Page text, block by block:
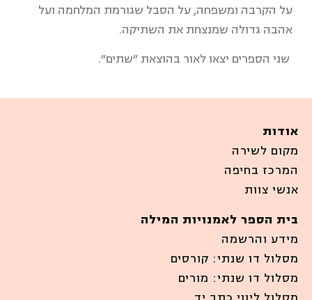
על הקרבה ומשפחה, על הסבל שגורמת המלחמה ועל
אהבה גדולה שמנצחת את השתיקה.
שני הספרים יצאו לאור בהוצאת ״שתים״.
אודות
מקום לשירה
המרכז בחיפה
אנשי צוות
בית הספר לאמנויות המילה
מידע והרשמה
מסלול דו שנתי: קורסים
מסלול דו שנתי: מורים